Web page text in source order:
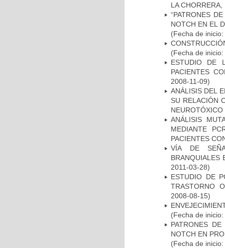
LA
“PATRONES
NOTCH EN EL
(Fecha de
(Fecha de
ESTUDIO DE
PACIENTES
2008-11-09)
ANÁLISIS DEL
SU RELACIÓN
NEUROTÓXICO
ANÁLISIS
MEDIANTE
PACIENTES
VÍA DE
BRANQUIALES
2011-03-28)
ESTUDIO DE
TRASTORNO
2008-08-15)
(Fecha de
PATRONES
NOTCH EN
(Fecha de